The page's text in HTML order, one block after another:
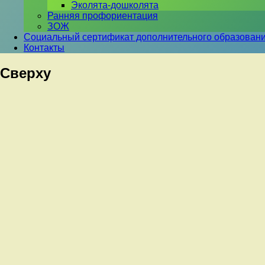
Эколята-дошколята
Ранняя профориентация
ЗОЖ
Социальный сертификат дополнительного
Контакты
Сверху